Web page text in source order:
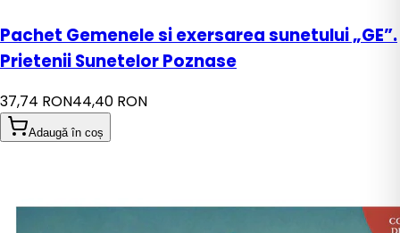
Pachet Gemenele si exersarea sunetului „GE”.
Prietenii Sunetelor Poznase
37,74 RON44,40 RON
Adaugă în coș